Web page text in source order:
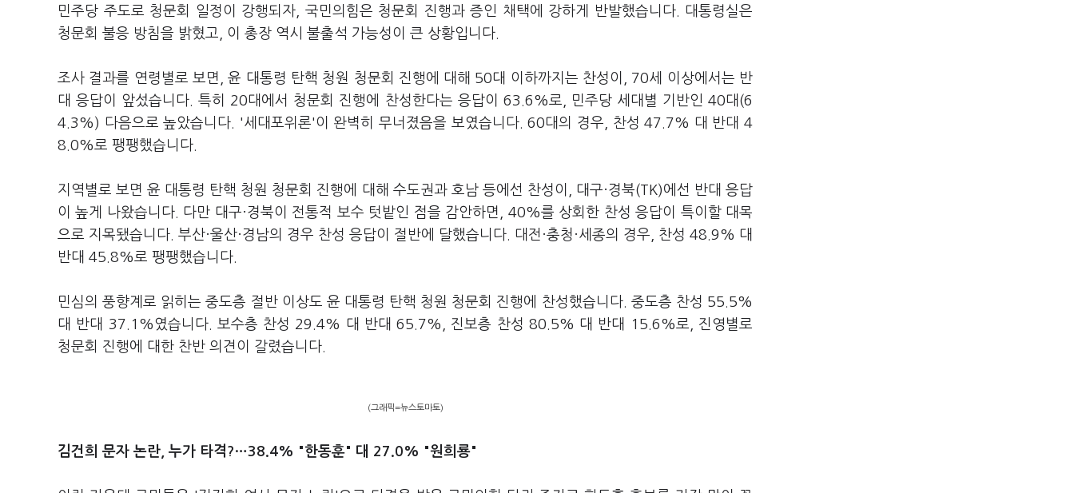
민주당 주도로 청문회 일정이 강행되자, 국민의힘은 청문회 진행과 증인 채택에 강하게 반발했습니다. 대통령실은
청문회 불응 방침을 밝혔고, 이 총장 역시 불출석 가능성이 큰 상황입니다.
조사 결과를 연령별로 보면, 윤 대통령 탄핵 청원 청문회 진행에 대해 50대 이하까지는 찬성이, 70세 이상에서는 반
대 응답이 앞섰습니다. 특히 20대에서 청문회 진행에 찬성한다는 응답이 63.6%로, 민주당 세대별 기반인 40대(6
4.3%) 다음으로 높았습니다. '세대포위론'이 완벽히 무너졌음을 보였습니다. 60대의 경우, 찬성 47.7% 대 반대 4
8.0%로 팽팽했습니다.
지역별로 보면 윤 대통령 탄핵 청원 청문회 진행에 대해 수도권과 호남 등에선 찬성이, 대구·경북(TK)에선 반대 응답
이 높게 나왔습니다. 다만 대구·경북이 전통적 보수 텃밭인 점을 감안하면, 40%를 상회한 찬성 응답이 특이할 대목
으로 지목됐습니다. 부산·울산·경남의 경우 찬성 응답이 절반에 달했습니다. 대전·충청·세종의 경우, 찬성 48.9% 대
반대 45.8%로 팽팽했습니다.
민심의 풍향계로 읽히는 중도층 절반 이상도 윤 대통령 탄핵 청원 청문회 진행에 찬성했습니다. 중도층 찬성 55.5%
대 반대 37.1%였습니다. 보수층 찬성 29.4% 대 반대 65.7%, 진보층 찬성 80.5% 대 반대 15.6%로, 진영별로
청문회 진행에 대한 찬반 의견이 갈렸습니다.
(그래픽=뉴스토마토)
김건희 문자 논란, 누가 타격?…38.4% "한동훈" 대 27.0% "원희룡"